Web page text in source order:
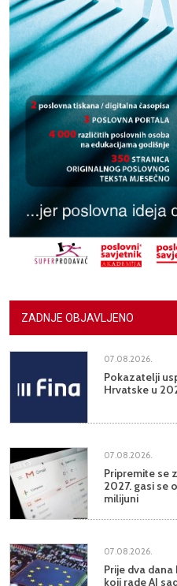
ZADNJE OBJAVLJENO
07.08.2026.
Pokazatelji
Hrvatske u
07.08.2026.
Pripremite se
2027. gasi se
milijuni
07.08.2026.
Prije dva
koji rade AI